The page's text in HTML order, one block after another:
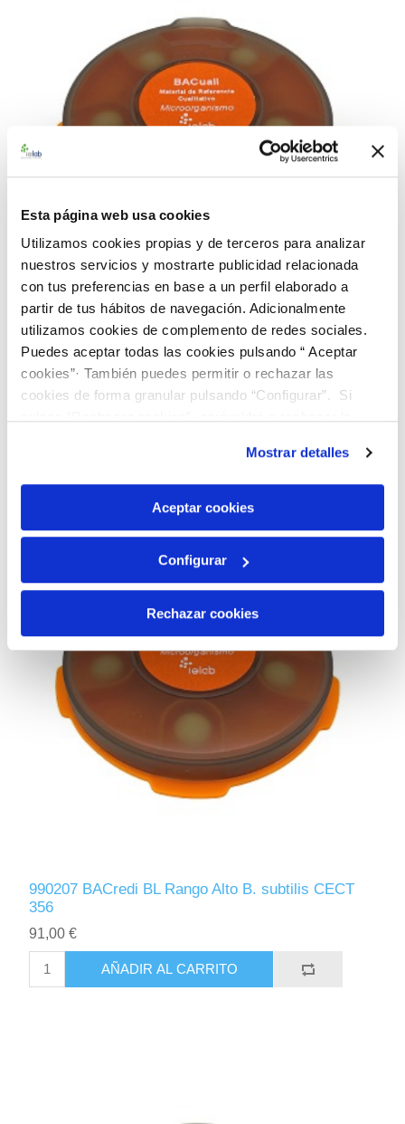
Esta página web usa cookies
Utilizamos cookies propias y de terceros para analizar
nuestros servicios y mostrarte publicidad relacionada
con tus preferencias en base a un perfil elaborado a
partir de tus hábitos de navegación. Adicionalmente
utilizamos cookies de complemento de redes sociales.
Puedes aceptar todas las cookies pulsando “ Aceptar
cookies”· También puedes permitir o rechazar las
cookies de forma granular pulsando “Configurar”. Si
son indispensables para que el sitio web funcione y que
por tanto no se pueden desactivar. Puedes consultar
más información en nuestraPolítica de Cookies
Mostrar detalles
Aceptar cookies
Configurar
Rechazar cookies
990061 BACredi BL Rango Alto E. coli CECT 434
91,00 €
AÑADIR AL CARRITO
990207 BACredi BL Rango Alto B. subtilis CECT
356
91,00 €
AÑADIR AL CARRITO